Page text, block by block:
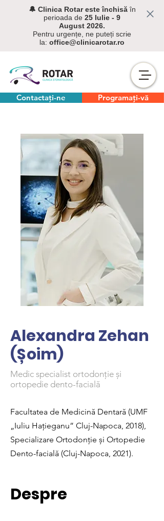
🔔 Clinica Rotar este închisăîn
perioada de 25 Iulie - 9
August 2026.
Pentru urgențe, ne puteți scrie
la: office@clinicarotar.ro
Contactați-ne Programați-vă
Alexandra Zehan
(Șoim)
Medic specialist ortodonție și
ortopedie dento-facială
Facultatea de Medicină Dentară (UMF
„Iuliu Hațieganu” Cluj-Napoca, 2018),
Specializare Ortodonție și Ortopedie
Dento-facială (Cluj-Napoca, 2021).
Despre